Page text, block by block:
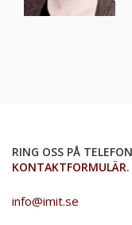
RING OSS PÅ
KONTAKTFORMULÄR.
info@imit.se